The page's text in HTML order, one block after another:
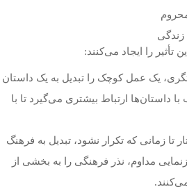
تأثیر را ایجاد می‌کنند:
یک عمل کوچک را تبدیل به یک داستان
داستان‌ها ارتباط بیشتری می‌گیرد تا با
تا زمانی که تکرار نشود، تبدیل به فرهنگ
مداوم، نذر فرهنگی را به بخشی از